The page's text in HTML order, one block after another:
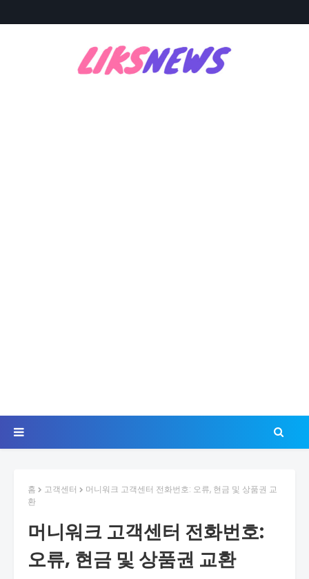
홈 고객센터
머니워크 고객센터 전화번호: 오류, 현금 및 상품권 교
환
머니워크 고객센터 전화번호:
오류, 현금 및 상품권 교환